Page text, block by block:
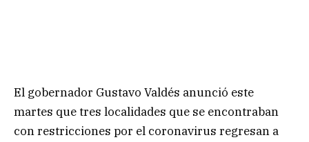
El gobernador Gustavo Valdés anunció este
martes que tres localidades que se encontraban
con restricciones por el coronavirus regresan a